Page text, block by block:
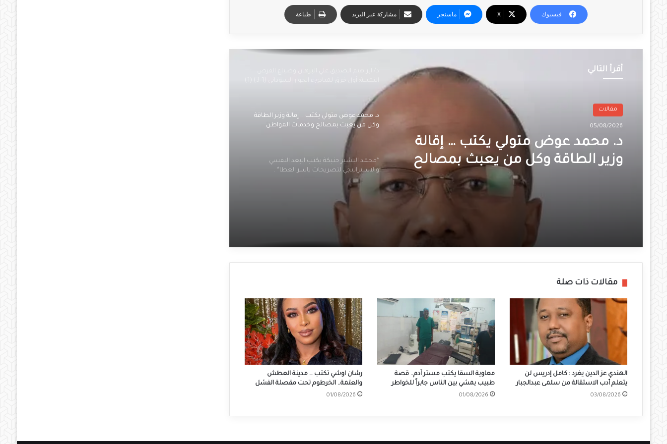
فيسبوك ‫X ماسنجر مشاركة عبر البريد طباعة
أقرأ التالي
مقالات
05/08/2026
د. محمد عوض متولي يكتب … إقالة
وزير الطاقة وكل من يعبث بمصالح
وخدمات المواطن السودانى مطلب
د. محمد عوض متولي يكتب … إقالة وزير الطاقة
وكل من يعبث بمصالح وخدمات المواطن
السودانى مطلب شعبى
*محمد البشير حنبكة يكتب البعد النفسي
والاستراتيجي لتصريحات ياسر العطا* .
مقالات ذات صلة
الهندي عز الدين يغرد : كامل إدريس لن
يتعلم أدب الاستقالة من سلمى عبدالجبار
03/08/2026
معاوية السقا يكتب مستر آدم.. قصة
طبيب يمشي بين الناس جابراً للخواطر
01/08/2026
رشان اوشي تكتب … مدينة العطش
والعتمة.. الخرطوم تحت مقصلة الفشل
01/08/2026